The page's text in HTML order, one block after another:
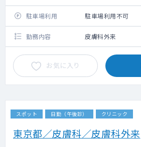
駐車場利用 駐車場利用不可
勤務内容 皮膚科外来
お気に入り
スポット 日勤（午後診） クリニック
東京都／皮膚科／皮膚科外来